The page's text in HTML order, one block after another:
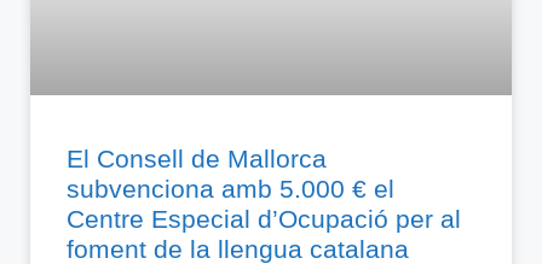
El Consell de Mallorca
subvenciona amb 5.000 € el
Centre Especial d’Ocupació per al
foment de la llengua catalana